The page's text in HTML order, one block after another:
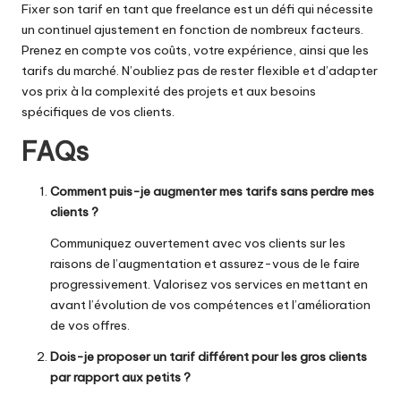
Fixer son tarif en tant que freelance est un défi qui nécessite
un continuel ajustement en fonction de nombreux facteurs.
Prenez en compte vos coûts, votre expérience, ainsi que les
tarifs du marché. N’oubliez pas de rester flexible et d’adapter
vos prix à la complexité des projets et aux besoins
spécifiques de vos clients.
FAQs
Comment puis-je augmenter mes tarifs sans perdre mes
clients ?
Communiquez ouvertement avec vos clients sur les
raisons de l’augmentation et assurez-vous de le faire
progressivement. Valorisez vos services en mettant en
avant l’évolution de vos compétences et l’amélioration
de vos offres.
Dois-je proposer un tarif différent pour les gros clients
par rapport aux petits ?